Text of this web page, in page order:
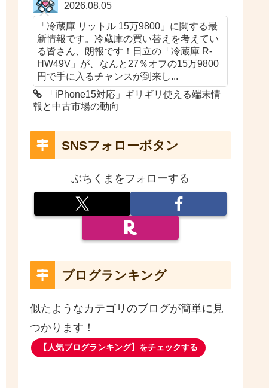
2026.08.05
「冷蔵庫 リットル 15万9800」に関する最
新情報です。冷蔵庫の買い替えを考えてい
る皆さん、朗報です！日立の「冷蔵庫 R-
HW49V」が、なんと27％オフの15万9800
円で手に入るチャンスが到来し...
「iPhone15対応」ギリギリ使える端末情
報と中古市場の動向
SNSフォローボタン
ぶちくまをフォローする
ブログランキング
似たようなカテゴリのブログが簡単に見
つかります！
【人気ブログランキング】をチェックする